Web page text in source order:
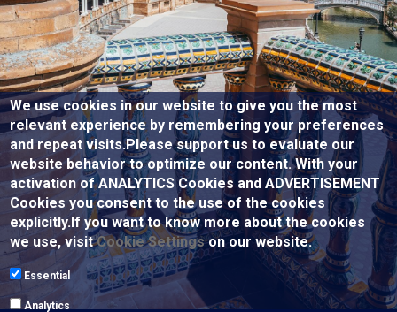
We use cookies in our website to give you the most
relevant experience by remembering your preferences
and repeat visits.Please support us to evaluate our
website behavior to optimize our content. With your
activation of ANALYTICS Cookies and ADVERTISEMENT
Cookies you consent to the use of the cookies
explicitly.If you want to know more about the cookies
we use, visitCookie Settingson our website.
Essential
Analytics